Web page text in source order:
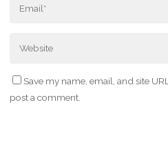
Save my name, email, and site
post a comment.